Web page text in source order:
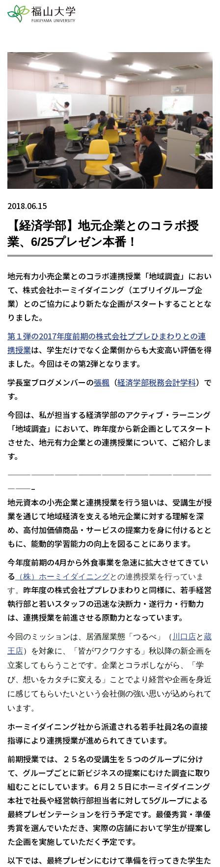
2018.06.15
【経済学部】地元企業とのコラボ授
業、6/25プレゼン本番！
地元有力小売企業とのコラボ連携授業「地域調査」におい
て、株式会社ホーミイダイニング（エブリイグループ企
業）とのご協力により新たな企画がスタートすることとな
りました。
第１弾の2017年度前期の株式会社ププレひまわりとの連
携授業は、学生だけでなく企業側からも大変高い評価を得
ました。今回はその第2弾となります。
学長室ブログメンバーの張楓 （経済学部税務会計学科）で
す。
今回は、私が担当する経済学部のアクティブ・ラーニング
「地域調査」において、昨年度から新企画としてスタート
させた、地元有力企業との連携授業について、ご紹介しま
す。
——————————————————————————
———–
地元資本の小売企業と連携授業を行う狙いは、受講生が授
業を通じて地域経済を支える地元企業に対する理解を深
め、高付加価値商品・サービスの提案力を身に付けるとと
もに、能動的学習能力の向上を図ることにあります。
今年度前期の4月から外食事業を急速に拡大させてきてい
る （株）ホーミイダイニングとの連携授業を行っていま
す。 昨年度の株式会社ププレひまわりと同様に、若手経営
執行部と若いスタッフの迅速な決断力・遂行力・行動力
は、連携授業を前進させる原動力となっています。
今回のミッションは、 居酒屋業態「つるべ」（川口店と蔵
王店）を対象に、「皆がワクワクする」秋以降の新企画を
立案してもらうことです。 企業とコラボしながら、「学
び、想いをカタチに変える」ことでより経営や企画を身近
に感じてもらいたいという会社側の強い思いが込められて
います。
ホーミイダイニング社から派遣される若手社員2名の直接
指導により連携授業が進められてきています。
前期授業では、２５名の受講生を５つのグループに分け
て、グループごとに新ビジネスの提案にむけた調査に取り
組むことにしています。６月２５日にホーミイダイニング
本社で社長や経営執行部担当者に対して5グループによる
最終プレゼンテーションを行う予定です。最優秀賞・準優
秀賞を選んでいただき、実際の店舗において学生が提案し
た企画を実施していただく予定です。
以下では、最終プレゼンにむけて準備を行ってきた学生た